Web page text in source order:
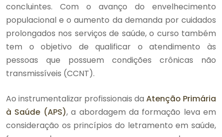
concluintes. Com o avanço do envelhecimento
populacional e o aumento da demanda por cuidados
prolongados nos serviços de saúde, o curso também
tem o objetivo de qualificar o atendimento às
pessoas que possuem condições crônicas não
transmissíveis (CCNT).
Ao instrumentalizar profissionais da Atenção Primária
à Saúde (APS), a abordagem da formação leva em
consideração os princípios do letramento em saúde,